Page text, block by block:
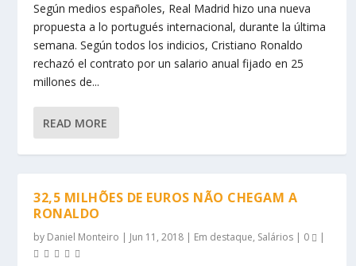
Según medios españoles, Real Madrid hizo una nueva
propuesta a lo portugués internacional, durante la última
semana. Según todos los indicios, Cristiano Ronaldo
rechazó el contrato por un salario anual fijado en 25
millones de...
READ MORE
32,5 MILHÕES DE EUROS NÃO CHEGAM A
RONALDO
by Daniel Monteiro | Jun 11, 2018 | Em destaque, Salários | 0 |